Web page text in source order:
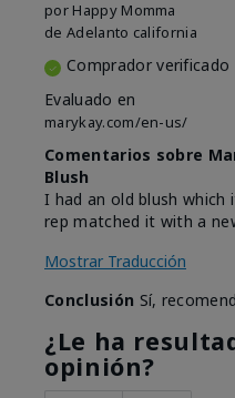
por Happy Momma
de Adelanto california
Comprador verificado
Evaluado en
marykay.com/en-us/
Comentarios sobre
Blush
I had an old blush
rep matched it with a
Mostrar Traducción
Conclusión Sí,
¿Le ha
opinión?